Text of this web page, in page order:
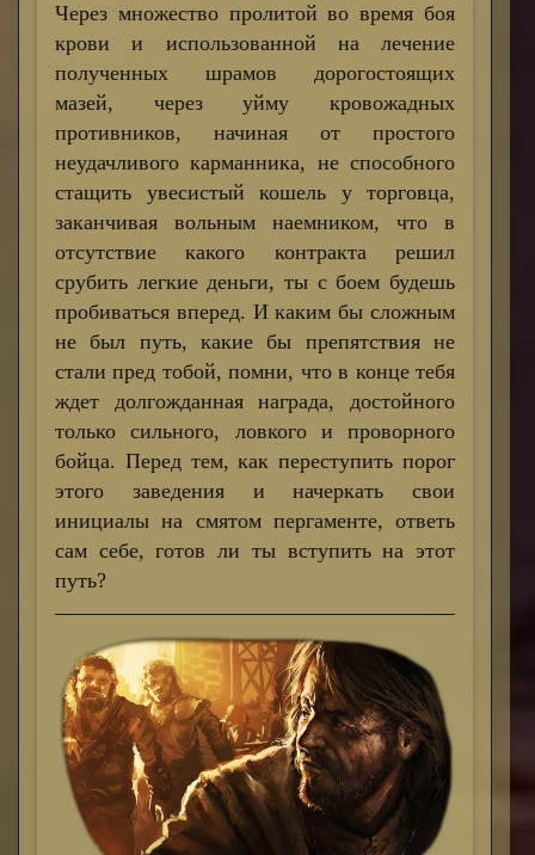
Через множество пролитой во время боя
крови и использованной на лечение
полученных шрамов дорогостоящих
мазей, через уйму кровожадных
противников, начиная от простого
неудачливого карманника, не способного
стащить увесистый кошель у торговца,
заканчивая вольным наемником, что в
отсутствие какого контракта решил
срубить легкие деньги, ты с боем будешь
пробиваться вперед. И каким бы сложным
не был путь, какие бы препятствия не
стали пред тобой, помни, что в конце тебя
ждет долгожданная награда, достойного
только сильного, ловкого и проворного
бойца. Перед тем, как переступить порог
этого заведения и начеркать свои
инициалы на смятом пергаменте, ответь
сам себе, готов ли ты вступить на этот
путь?